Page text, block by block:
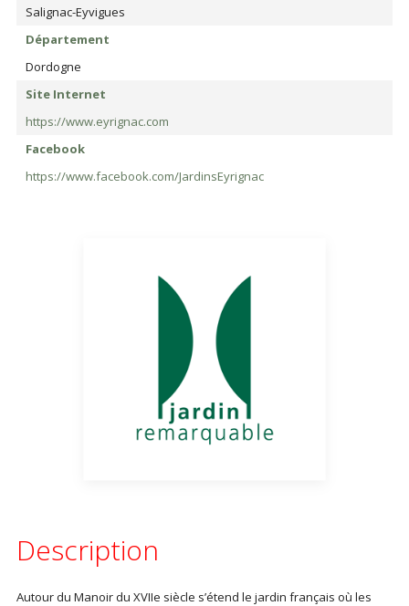
Salignac-Eyvigues
Département
Dordogne
Site Internet
https://www.eyrignac.com
Facebook
https://www.facebook.com/JardinsEyrignac
Description
Autour du Manoir du XVIIe siècle s’étend le jardin français où les